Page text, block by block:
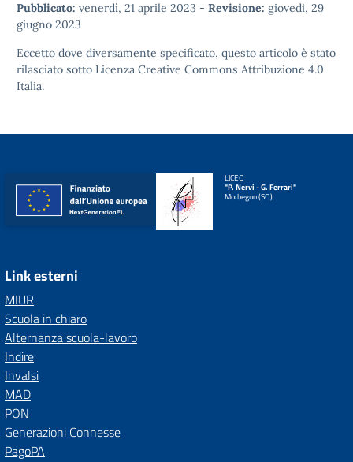
Pubblicato: venerdì, 21 aprile 2023 - Revisione: giovedì, 29
giugno 2023
Eccetto dove diversamente specificato, questo articolo è stato
rilasciato sotto Licenza Creative Commons Attribuzione 4.0
Italia.
LICEO
"P. Nervi - G. Ferrari"
Morbegno (SO)
Link esterni
MIUR
Scuola in chiaro
Alternanza scuola-lavoro
Indire
Invalsi
MAD
PON
Generazioni Connesse
PagoPA